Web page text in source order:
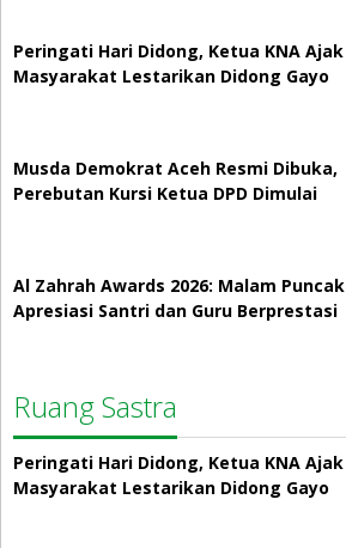
Peringati Hari Didong, Ketua KNA Ajak
Masyarakat Lestarikan Didong Gayo
Musda Demokrat Aceh Resmi Dibuka,
Perebutan Kursi Ketua DPD Dimulai
Al Zahrah Awards 2026: Malam Puncak
Apresiasi Santri dan Guru Berprestasi
Ruang Sastra
Peringati Hari Didong, Ketua KNA Ajak
Masyarakat Lestarikan Didong Gayo